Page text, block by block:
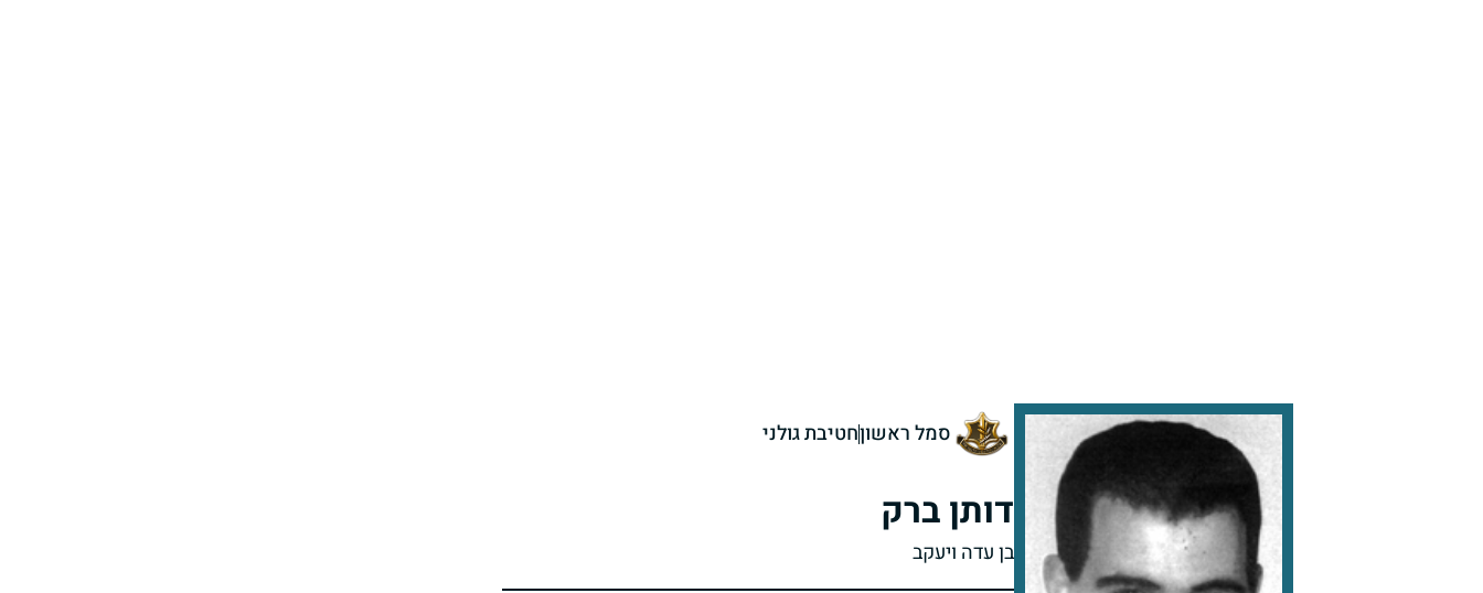
סמל ראשוןחטיבת גולני
דותן ברק
בן עדה ויעקב